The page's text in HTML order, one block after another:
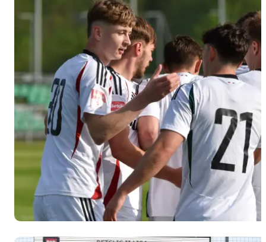
Radom i
zdecydowanie
odjechała
pozostałym
zespołom
w tabeli.